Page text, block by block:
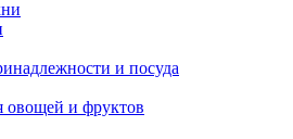
и посуда
овощей и фруктов